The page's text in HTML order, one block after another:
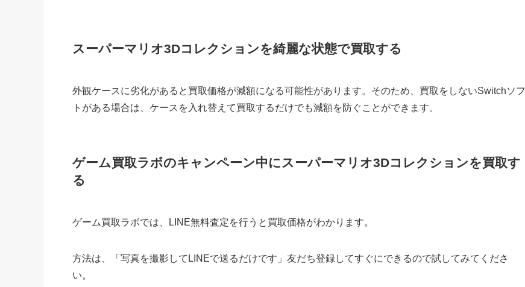
スーパーマリオ3Dコレクションを綺麗な状態で買取する
外観ケースに劣化があると買取価格が減額になる可能性があります。そのため、買取をしないSwitchソフ
トがある場合は、ケースを入れ替えて買取するだけでも減額を防ぐことができます。
ゲーム買取ラボのキャンペーン中にスーパーマリオ3Dコレクションを買取す
る
ゲーム買取ラボでは、LINE無料査定を行うと買取価格がわかります。
方法は、「写真を撮影してLINEで送るだけです」友だち登録してすぐにできるので試してみてくださ
い。